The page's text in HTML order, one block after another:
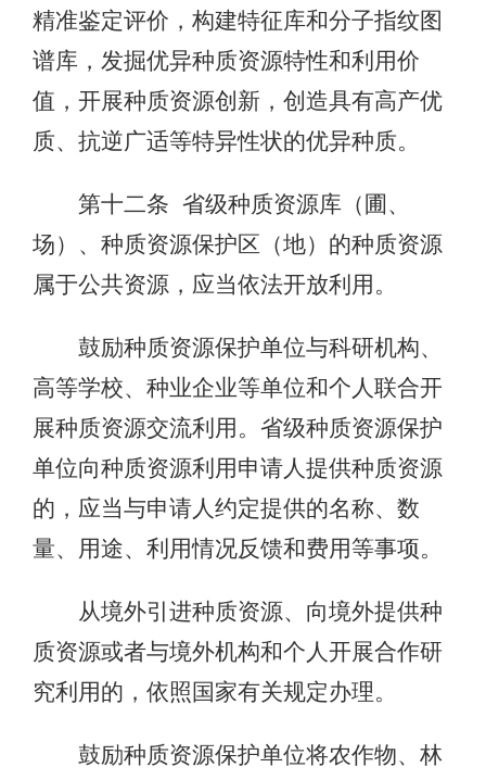
精准鉴定评价，构建特征库和分子指纹图
谱库，发掘优异种质资源特性和利用价
值，开展种质资源创新，创造具有高产优
质、抗逆广适等特异性状的优异种质。
第十二条 省级种质资源库（圃、
场）、种质资源保护区（地）的种质资源
属于公共资源，应当依法开放利用。
鼓励种质资源保护单位与科研机构、
高等学校、种业企业等单位和个人联合开
展种质资源交流利用。省级种质资源保护
单位向种质资源利用申请人提供种质资源
的，应当与申请人约定提供的名称、数
量、用途、利用情况反馈和费用等事项。
从境外引进种质资源、向境外提供种
质资源或者与境外机构和个人开展合作研
究利用的，依照国家有关规定办理。
鼓励种质资源保护单位将农作物、林